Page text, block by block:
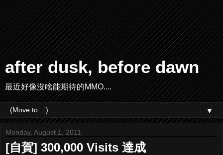
after dusk, before dawn
最近好像沒啥能期待的MMO....
▼
Monday, August 1, 2011
[自賀] 300,000 Visits 達成